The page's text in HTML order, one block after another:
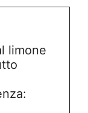
limone